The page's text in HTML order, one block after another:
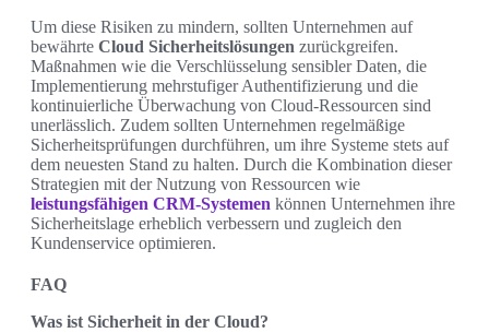
Um diese Risiken zu mindern, sollten Unternehmen auf
bewährte Cloud Sicherheitslösungen zurückgreifen.
Maßnahmen wie die Verschlüsselung sensibler Daten, die
Implementierung mehrstufiger Authentifizierung und die
kontinuierliche Überwachung von Cloud-Ressourcen sind
unerlässlich. Zudem sollten Unternehmen regelmäßige
Sicherheitsprüfungen durchführen, um ihre Systeme stets auf
dem neuesten Stand zu halten. Durch die Kombination dieser
Strategien mit der Nutzung von Ressourcen wie
leistungsfähigen CRM-Systemen können Unternehmen ihre
Sicherheitslage erheblich verbessern und zugleich den
Kundenservice optimieren.
FAQ
Was ist Sicherheit in der Cloud?